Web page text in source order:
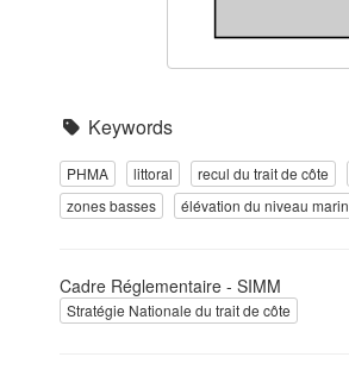
Keywords
PHMA littoral recul du trait de côte
zones basses
élévation du niveau marin
Cadre Réglementaire - SIMM
Stratégie Nationale du trait de côte